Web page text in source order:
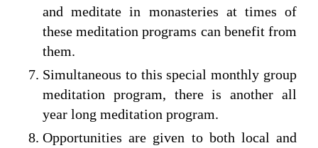
and meditate in monasteries at times of
these meditation programs can benefit from
them.
Simultaneous to this special monthly group
meditation program, there is another all
year long meditation program.
Opportunities are given to both local and